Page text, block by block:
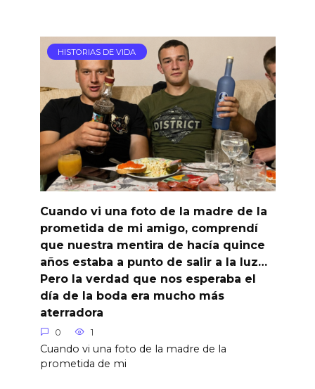
HISTORIAS DE VIDA
Cuando vi una foto de la madre de la
prometida de mi amigo, comprendí
que nuestra mentira de hacía quince
años estaba a punto de salir a la luz…
Pero la verdad que nos esperaba el
día de la boda era mucho más
aterradora
0 1
Cuando vi una foto de la madre de la
prometida de mi